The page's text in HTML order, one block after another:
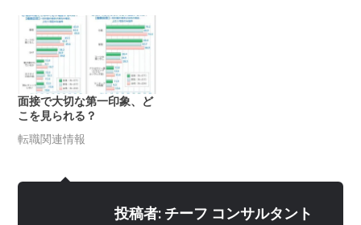
面接で大切な第一印象、ど
こを見られる？
転職関連情報
投稿者: チーフ コンサルタント